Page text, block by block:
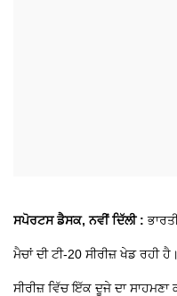
ਸਪੋਰਟਸ ਡੈਸਕ, ਨਵੀਂ ਦਿੱਲੀ :
ਮੈਚਾਂ ਦੀ ਟੀ-20 ਸੀਰੀਜ਼ ਖੇਡ ਰਹੀ
ਸੀਰੀਜ਼ ਵਿੱਚ ਇੱਕ ਦੂਜੇ ਦਾ